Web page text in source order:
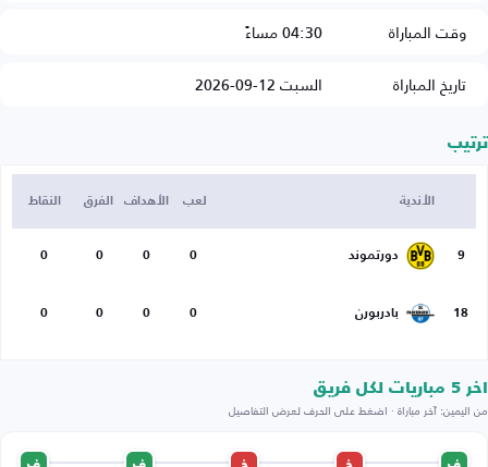
وقت المباراة
04:30 مساءً
تاريخ المباراة
السبت 12-09-2026
ترتيب
الأندية لعب الأهداف الفرق النقاط
9 دورتموند 0
0
0
0
18 بادربورن 0
0
0
0
اخر 5 مباريات لكل فريق
من اليمين: آخر مباراة · اضغط على الحرف لعرض التفاصيل